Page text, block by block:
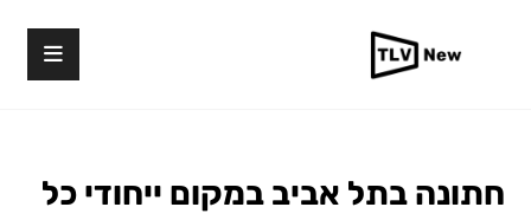
חתונה בתל אביב במקום ייחודי כל